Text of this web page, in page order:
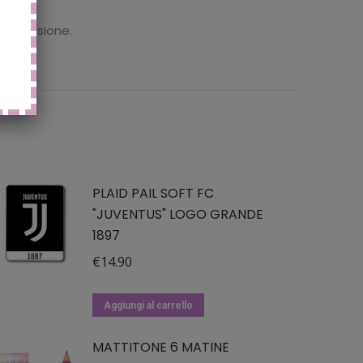
PLAID PAIL SOFT FC
"JUVENTUS" LOGO GRANDE
1897
€14.90
Aggiungi al carrello
MATTITONE 6 MATINE